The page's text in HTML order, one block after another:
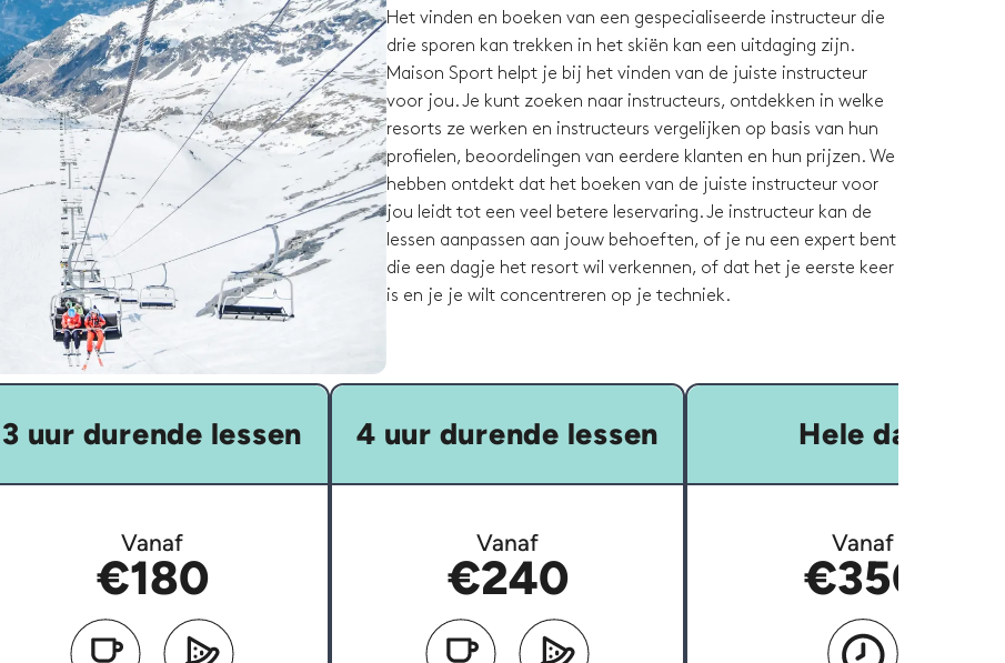
Het vinden en boeken van een gespecialiseerde instructeur die
drie sporen kan trekken in het skiën kan een uitdaging zijn.
Maison Sport helpt je bij het vinden van de juiste instructeur
voor jou. Je kunt zoeken naar instructeurs, ontdekken in welke
resorts ze werken en instructeurs vergelijken op basis van hun
profielen, beoordelingen van eerdere klanten en hun prijzen. We
hebben ontdekt dat het boeken van de juiste instructeur voor
jou leidt tot een veel betere leservaring. Je instructeur kan de
lessen aanpassen aan jouw behoeften, of je nu een expert bent
die een dagje het resort wil verkennen, of dat het je eerste keer
is en je je wilt concentreren op je techniek.
3 uur durende lessen
Vanaf
€180
4 uur durende lessen
Vanaf
€240
Hele dag
Vanaf
€350